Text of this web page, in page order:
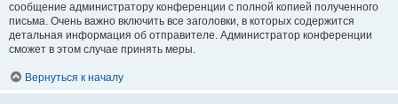
сообщение администратору конференции с полной копией полученного
письма. Очень важно включить все заголовки, в которых содержится
детальная информация об отправителе. Администратор конференции
сможет в этом случае принять меры.
Вернуться к началу